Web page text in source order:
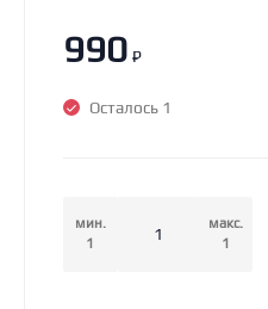
990 ₽
Осталось 1
мин.
1
макс.
1